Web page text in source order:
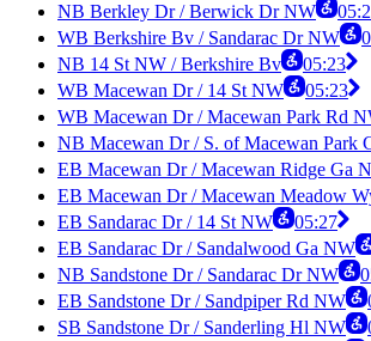
NB Berkley Dr / Berwick Dr NW
WB Berkshire Bv / Sandarac Dr NW
NB 14 St NW / Berkshire Bv
05:23
WB Macewan Dr / 14 St NW
05:23
WB Macewan Dr / Macewan Park Rd
NB Macewan Dr / S. of Macewan Park
EB Macewan Dr / Macewan Ridge Ga
EB Macewan Dr / Macewan Meadow
EB Sandarac Dr / 14 St NW
05:27
EB Sandarac Dr / Sandalwood Ga NW
NB Sandstone Dr / Sandarac Dr NW
EB Sandstone Dr / Sandpiper Rd NW
SB Sandstone Dr / Sanderling Hl NW